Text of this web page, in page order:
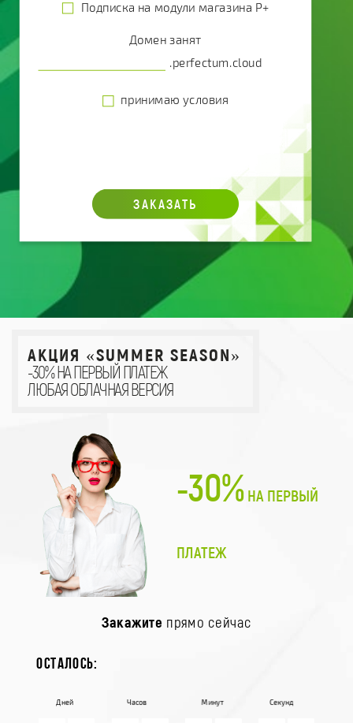
Подписка на модули магазина P+
Домен занят
.perfectum.cloud
принимаю условия
ЗАКАЗАТЬ
АКЦИЯ «SUMMER SEASON»
-30% НА ПЕРВЫЙ ПЛАТЕЖ
ЛЮБАЯ ОБЛАЧНАЯ ВЕРСИЯ
-30% НА ПЕРВЫЙ
ПЛАТЕЖ
Закажите прямо сейчас
осталось:
Дней Часов Минут Секунд